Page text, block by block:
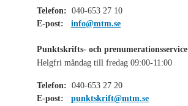
Telefon: 040-653 27 10
E-post:
info@mtm.se
Punktskrifts- och prenumerationsservice
Helgfri måndag till fredag 09:00-11:00
Telefon: 040-653 27 20
E-post:
punktskrift@mtm.se